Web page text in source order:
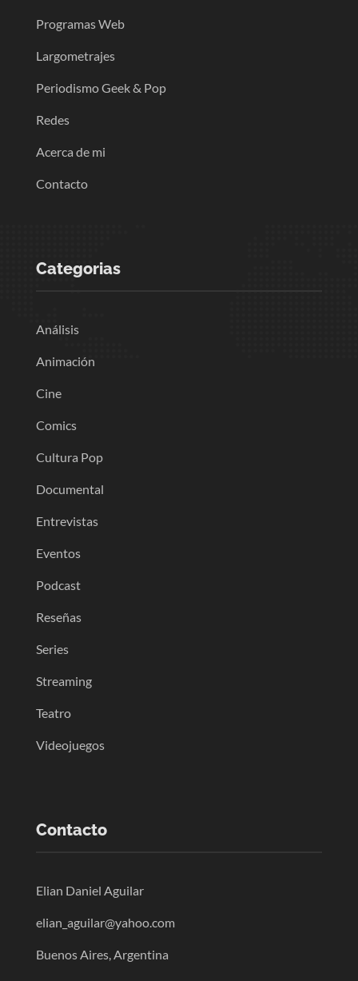
Programas Web
Largometrajes
Periodismo Geek & Pop
Redes
Acerca de mi
Contacto
Categorias
Análisis
Animación
Cine
Comics
Cultura Pop
Documental
Entrevistas
Eventos
Podcast
Reseñas
Series
Streaming
Teatro
Videojuegos
Contacto
Elian Daniel Aguilar
elian_aguilar@yahoo.com
Buenos Aires, Argentina